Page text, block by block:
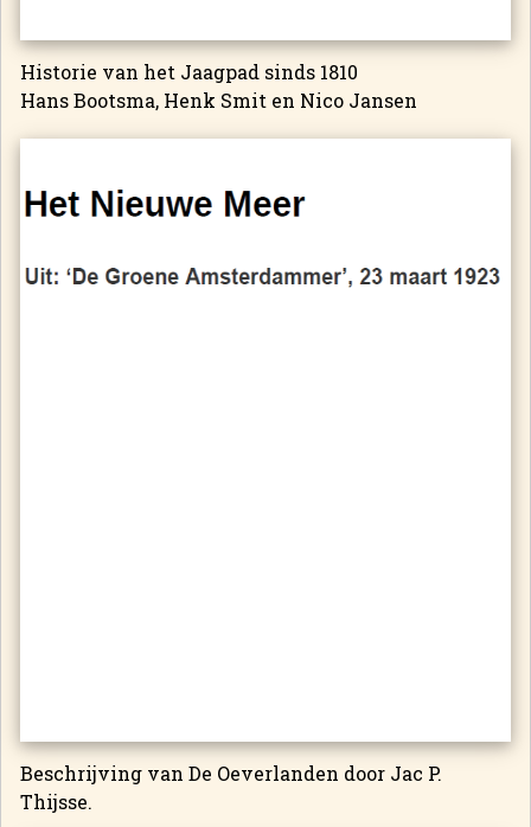
Historie van het Jaagpad sinds 1810
Hans Bootsma, Henk Smit en Nico Jansen
Beschrijving van De Oeverlanden door Jac P.
Thijsse.